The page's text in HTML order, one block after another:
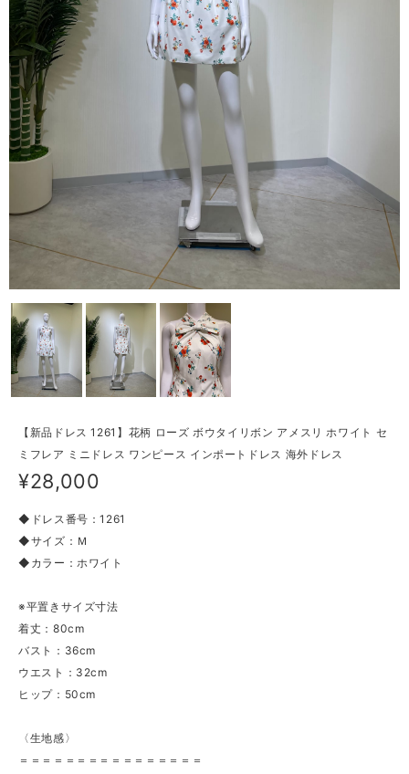
【新品ドレス 1261】花柄 ローズ ボウタイリボン アメスリ ホワイト セ
ミフレア ミニドレス ワンピース インポートドレス 海外ドレス
¥28,000
◆ドレス番号：1261
◆サイズ：Ｍ
◆カラー：ホワイト
※平置きサイズ寸法
着丈：80cm
バスト：36cm
ウエスト：32cm
ヒップ：50cm
〈生地感〉
＝＝＝＝＝＝＝＝＝＝＝＝＝＝＝＝